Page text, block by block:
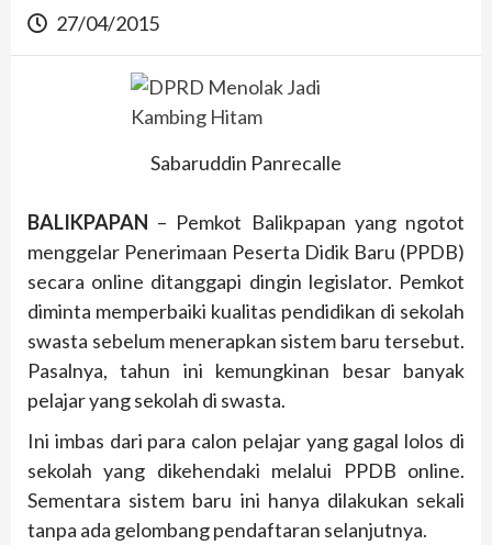
27/04/2015
Sabaruddin Panrecalle
BALIKPAPAN – Pemkot Balikpapan yang ngotot
menggelar Penerimaan Peserta Didik Baru (PPDB)
secara online ditanggapi dingin legislator. Pemkot
diminta memperbaiki kualitas pendidikan di sekolah
swasta sebelum menerapkan sistem baru tersebut.
Pasalnya, tahun ini kemungkinan besar banyak
pelajar yang sekolah di swasta.
Ini imbas dari para calon pelajar yang gagal lolos di
sekolah yang dikehendaki melalui PPDB online.
Sementara sistem baru ini hanya dilakukan sekali
tanpa ada gelombang pendaftaran selanjutnya.